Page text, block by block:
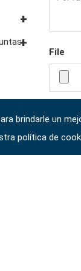
y
de
8"
#1/4"
10
File
brindarle un
política de